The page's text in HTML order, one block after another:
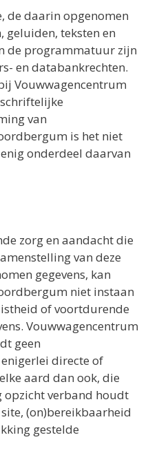
de daarin opgenomen
geluiden, teksten en
de programmatuur zijn
en databankrechten.
Vouwwagencentrum
van
is het niet
onderdeel daarvan
zorg en aandacht die
van deze
gegevens, kan
niet instaan
of voortdurende
Vouwwagencentrum
geen
directe of
aard dan ook, die
verband houdt
(on)bereikbaarheid
gestelde